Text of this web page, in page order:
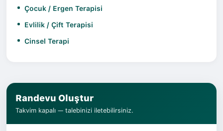
Çocuk / Ergen Terapisi
Evlilik / Çift Terapisi
Cinsel Terapi
Randevu Oluştur
Takvim kapalı — talebinizi iletebilirsiniz.